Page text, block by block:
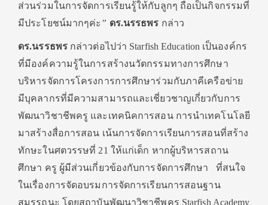
ส่วนร่วมในการจัดการเรียนรู้ให้กับลูกๆ ถือเป็นกิจกรรมที่
มีประโยชน์มากๆค่ะ ” ดร.นรรธพร กล่าว
ดร.นรรธพร กล่าวต่อไปว่า Starfish Education เป็นองค์กร
ที่มีองค์ความรู้ในการสร้างนวัตกรรมทางการศึกษา
บริหารจัดการโครงการการศึกษาร่วมกับภาคีเครือข่าย
มีบุคลากรที่มีความสามารถและเชี่ยวชาญเกี่ยวกับการ
พัฒนาวิชาชีพครู และเทคนิคการสอน การนำเทคโนโลยี
มาสร้างสื่อการสอน เน้นการจัดการเรียนการสอนที่สร้าง
ทักษะในศตวรรษที่ 21 ให้แก่เด็ก หากผู้บริหารสถาน
ศึกษา ครู ผู้มีส่วนเกี่ยวข้องกับการจัดการศึกษา ที่สนใจ
ในเรื่องการจัดอบรมการจัดการเรียนการสอนฐาน
สมรรถนะ โดยสถาบันพัฒนาวิชาชีพครู Starfish Academy